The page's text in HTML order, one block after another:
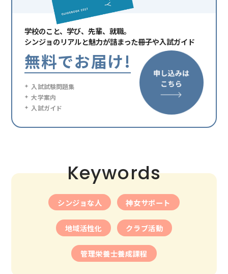
学校のこと、学び、先輩、就職。
シンジョのリアルと魅力が詰まった冊子や入試ガイド
無料でお届け!
入試試験問題集
大学案内
入試ガイド
Keywords
シンジョな人 神女サポート
地域活性化 クラブ活動
管理栄養士養成課程